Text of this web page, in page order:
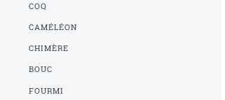
COQ
CAMÉLÉON
CHIMÈRE
BOUC
FOURMI